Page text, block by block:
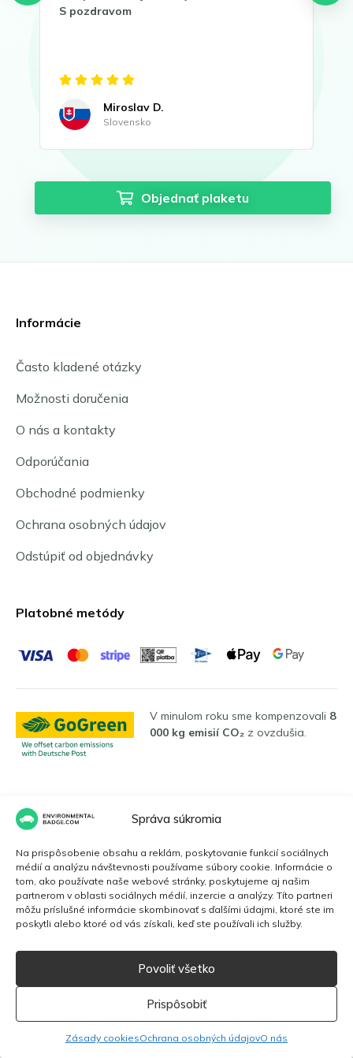
Správa súkromia
Na prispôsobenie obsahu a reklám, poskytovanie funkcií sociálnych
médií a analýzu návštevnosti používame súbory cookie. Informácie o
tom, ako používate naše webové stránky, poskytujeme aj našim
partnerom v oblasti sociálnych médií, inzercie a analýzy. Títo partneri
môžu príslušné informácie skombinovať s ďalšími údajmi, ktoré ste im
poskytli alebo ktoré od vás získali, keď ste používali ich služby.
Povoliť všetko
Prispôsobiť
Zásady cookiesOchrana osobných údajovO nás
S pozdravom
Miroslav D.
Slovensko
Objednať plaketu
Informácie
Často kladené otázky
Možnosti doručenia
O nás a kontakty
Odporúčania
Obchodné podmienky
Ochrana osobných údajov
Odstúpiť od objednávky
Platobné metódy
V minulom roku sme kompenzovali 8
000 kg emisií CO₂ z ovzdušia.
Slovenčina
English
Dansk
Italiano
2026 EnvironmentalBadge.com
agentúrou. Naši partneri sú certifikované autority, ekologické známky
majú číslo certifikácie a spĺňajú náležitosti podľa zákona.